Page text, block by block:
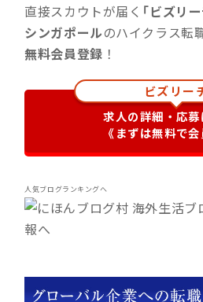
直接スカウトが届く 「ビズリー
シンガポールのハイクラス転
無料会員登録 ！
ビズリー
求人の詳細・応募
《まずは無料で会
人気ブログランキングへ